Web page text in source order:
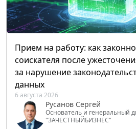
Прием на работу: как
соискателя после
за нарушение
данных
6 августа 2026
Русанов Сергей
Основатель и генеральный
"ЗАЧЕСТНЫЙБИЗНЕС"